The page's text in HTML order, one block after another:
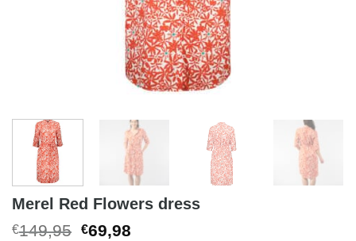
Merel Red Flowers dress
€149,95 Original
€69,98